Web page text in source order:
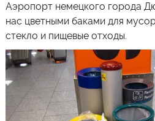
Аэропорт немецкого города
нас цветными баками для
стекло и пищевые отходы.